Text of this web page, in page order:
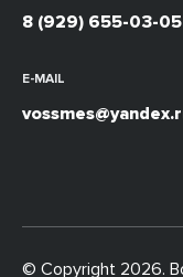
8 (929) 655-03-05
E-MAIL
© Copyright 2026.